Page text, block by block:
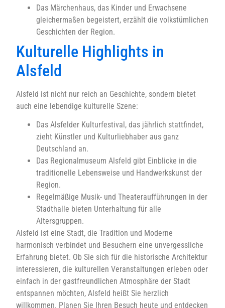
Das Märchenhaus, das Kinder und Erwachsene
gleichermaßen begeistert, erzählt die volkstümlichen
Geschichten der Region.
Kulturelle Highlights in
Alsfeld
Alsfeld ist nicht nur reich an Geschichte, sondern bietet
auch eine lebendige kulturelle Szene:
Das Alsfelder Kulturfestival, das jährlich stattfindet,
zieht Künstler und Kulturliebhaber aus ganz
Deutschland an.
Das Regionalmuseum Alsfeld gibt Einblicke in die
traditionelle Lebensweise und Handwerkskunst der
Region.
Regelmäßige Musik- und Theateraufführungen in der
Stadthalle bieten Unterhaltung für alle
Altersgruppen.
Alsfeld ist eine Stadt, die Tradition und Moderne
harmonisch verbindet und Besuchern eine unvergessliche
Erfahrung bietet. Ob Sie sich für die historische Architektur
interessieren, die kulturellen Veranstaltungen erleben oder
einfach in der gastfreundlichen Atmosphäre der Stadt
entspannen möchten, Alsfeld heißt Sie herzlich
willkommen. Planen Sie Ihren Besuch heute und entdecken